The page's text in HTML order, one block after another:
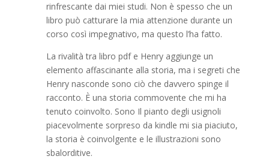
rinfrescante dai miei studi. Non è spesso che un
libro può catturare la mia attenzione durante un
corso così impegnativo, ma questo l’ha fatto.
La rivalità tra libro pdf e Henry aggiunge un
elemento affascinante alla storia, ma i segreti che
Henry nasconde sono ciò che davvero spinge il
racconto. È una storia commovente che mi ha
tenuto coinvolto. Sono Il pianto degli usignoli
piacevolmente sorpreso da kindle mi sia piaciuto,
la storia è coinvolgente e le illustrazioni sono
sbalorditive.